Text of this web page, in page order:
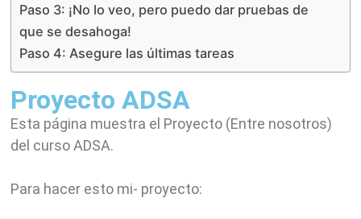
Paso 3: ¡No lo veo, pero puedo dar pruebas de
que se desahoga!
Paso 4: Asegure las últimas tareas
Proyecto ADSA
Esta página muestra el Proyecto (Entre nosotros)
del curso ADSA.
Para hacer esto mi- proyecto: